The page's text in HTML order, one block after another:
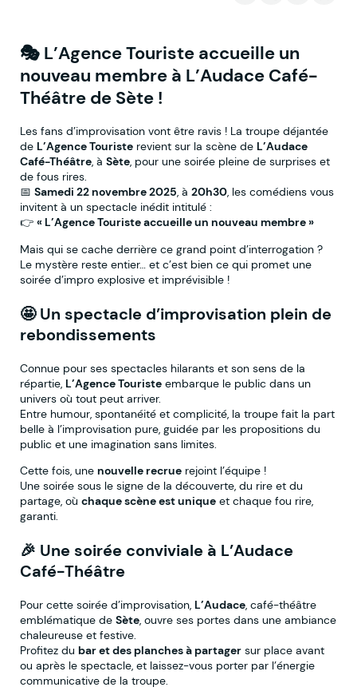
🎭 L’Agence Touriste accueille un
nouveau membre à L’Audace Café-
Théâtre de Sète !
Les fans d’improvisation vont être ravis ! La troupe déjantée
de L’Agence Touriste revient sur la scène de L’Audace
Café-Théâtre, à Sète, pour une soirée pleine de surprises et
de fous rires.
📅 Samedi 22 novembre 2025, à 20h30, les comédiens vous
invitent à un spectacle inédit intitulé :
👉 « L’Agence Touriste accueille un nouveau membre »
Mais qui se cache derrière ce grand point d’interrogation ?
Le mystère reste entier… et c’est bien ce qui promet une
soirée d’impro explosive et imprévisible !
🤩Un spectacle d’improvisation plein de
rebondissements
Connue pour ses spectacles hilarants et son sens de la
répartie, L’Agence Touriste embarque le public dans un
univers où tout peut arriver.
Entre humour, spontanéité et complicité, la troupe fait la part
belle à l’improvisation pure, guidée par les propositions du
public et une imagination sans limites.
Cette fois, une nouvelle recrue rejoint l’équipe !
Une soirée sous le signe de la découverte, du rire et du
partage, où chaque scène est unique et chaque fou rire,
garanti.
🎉 Une soirée conviviale à L’Audace
Café-Théâtre
Pour cette soirée d’improvisation, L’Audace, café-théâtre
emblématique de Sète, ouvre ses portes dans une ambiance
chaleureuse et festive.
Profitez du bar et des planches à partager sur place avant
ou après le spectacle, et laissez-vous porter par l’énergie
communicative de la troupe.